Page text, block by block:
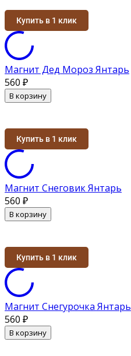
Купить в 1 клик
Магнит Дед Мороз Янтарь
560 ₽
В корзину
Купить в 1 клик
Магнит Снеговик Янтарь
560 ₽
В корзину
Купить в 1 клик
Магнит Снегурочка Янтарь
560 ₽
В корзину